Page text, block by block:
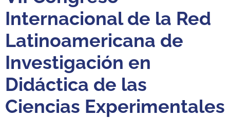
Internacional de la Red
Latinoamericana de
Investigación en
Didáctica de las
Ciencias Experimentales